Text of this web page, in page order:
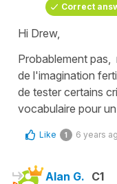
Correct
Hi Drew,
Probablement pas,
de l'imagination
de tester certains
vocabulaire pour
Like 1 6 years
Alan G. C1